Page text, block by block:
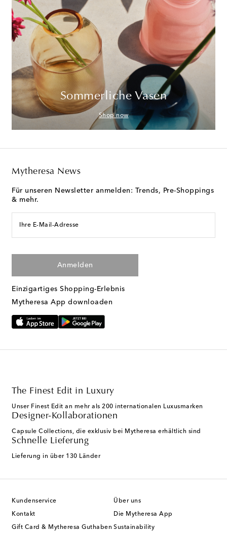
Sommerliche Vasen
Shop now
Mytheresa News
Für unseren Newsletter anmelden: Trends, Pre-Shoppings
& mehr.
Ihre E-Mail-Adresse
Anmelden
Einzigartiges Shopping-Erlebnis
Mytheresa App downloaden
The Finest Edit in Luxury
Unser Finest Edit an mehr als 200 internationalen Luxusmarken
Designer-Kollaborationen
Capsule Collections, die exklusiv bei Mytheresa erhältlich sind
Schnelle Lieferung
Lieferung in über 130 Länder
Kundenservice
Kontakt
Gift Card & Mytheresa Guthaben
Über uns
Die Mytheresa App
Sustainability